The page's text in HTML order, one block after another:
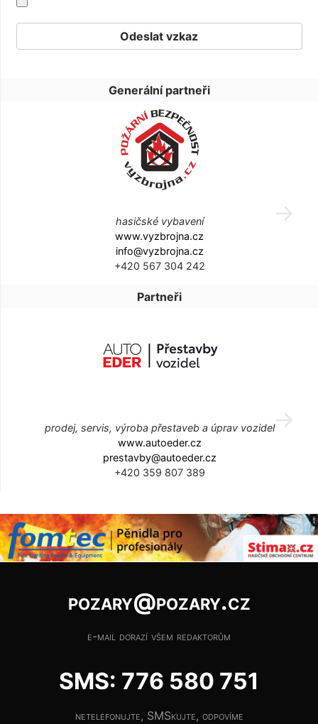
Generální partneři
hasičské vybavení
www.vyzbrojna.cz
info@vyzbrojna.cz
+420 567 304 242
Partneři
prodej, servis, výroba přestaveb a úprav vozidel
www.autoeder.cz
prestavby@autoeder.cz
+420 359 807 389
pozary@pozary.cz
e-mail dorazí všem redaktorům
SMS: 776 580 751
netelefonujte, SMSkujte, odpovíme